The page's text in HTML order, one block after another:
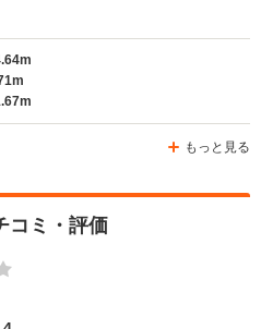
もっと見る
コミ・評価